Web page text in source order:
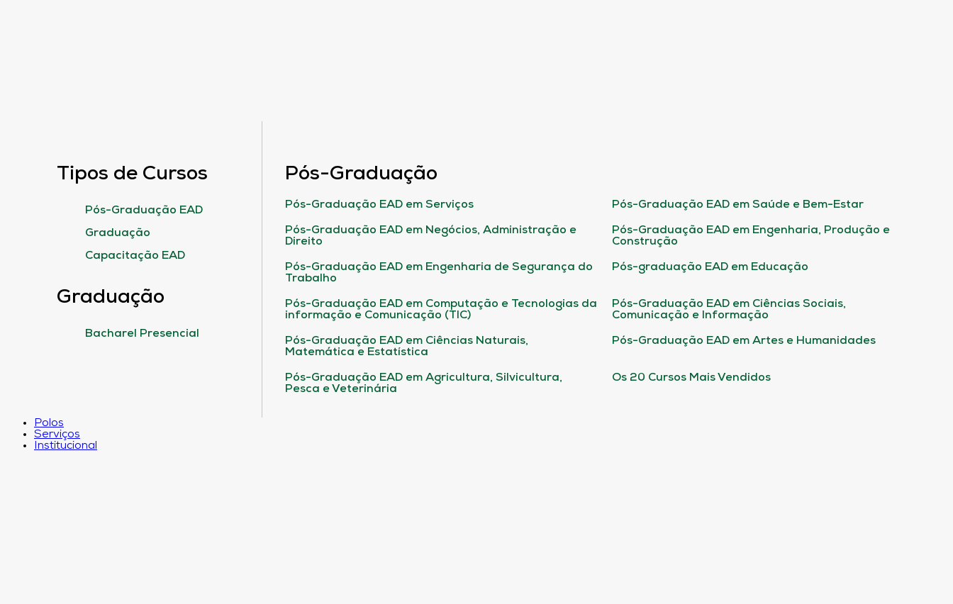
Tipos de Cursos
Pós-Graduação EAD
Graduação
Capacitação EAD
Graduação
Bacharel Presencial
Pós-Graduação
Pós-Graduação EAD em Serviços Pós-Graduação EAD em Saúde e Bem-Estar
Pós-Graduação EAD em Negócios, Administração e
Direito
Pós-Graduação EAD em Engenharia, Produção e
Construção
Pós-Graduação EAD em Engenharia de Segurança do
Trabalho
Pós-graduação EAD em Educação
Pós-Graduação EAD em Computação e Tecnologias da
informação e Comunicação (TIC)
Pós-Graduação EAD em Ciências Sociais,
Comunicação e Informação
Pós-Graduação EAD em Ciências Naturais,
Matemática e Estatística
Pós-Graduação EAD em Artes e Humanidades
Pós-Graduação EAD em Agricultura, Silvicultura,
Pesca e Veterinária
Os 20 Cursos Mais Vendidos
Polos
Serviços
Institucional